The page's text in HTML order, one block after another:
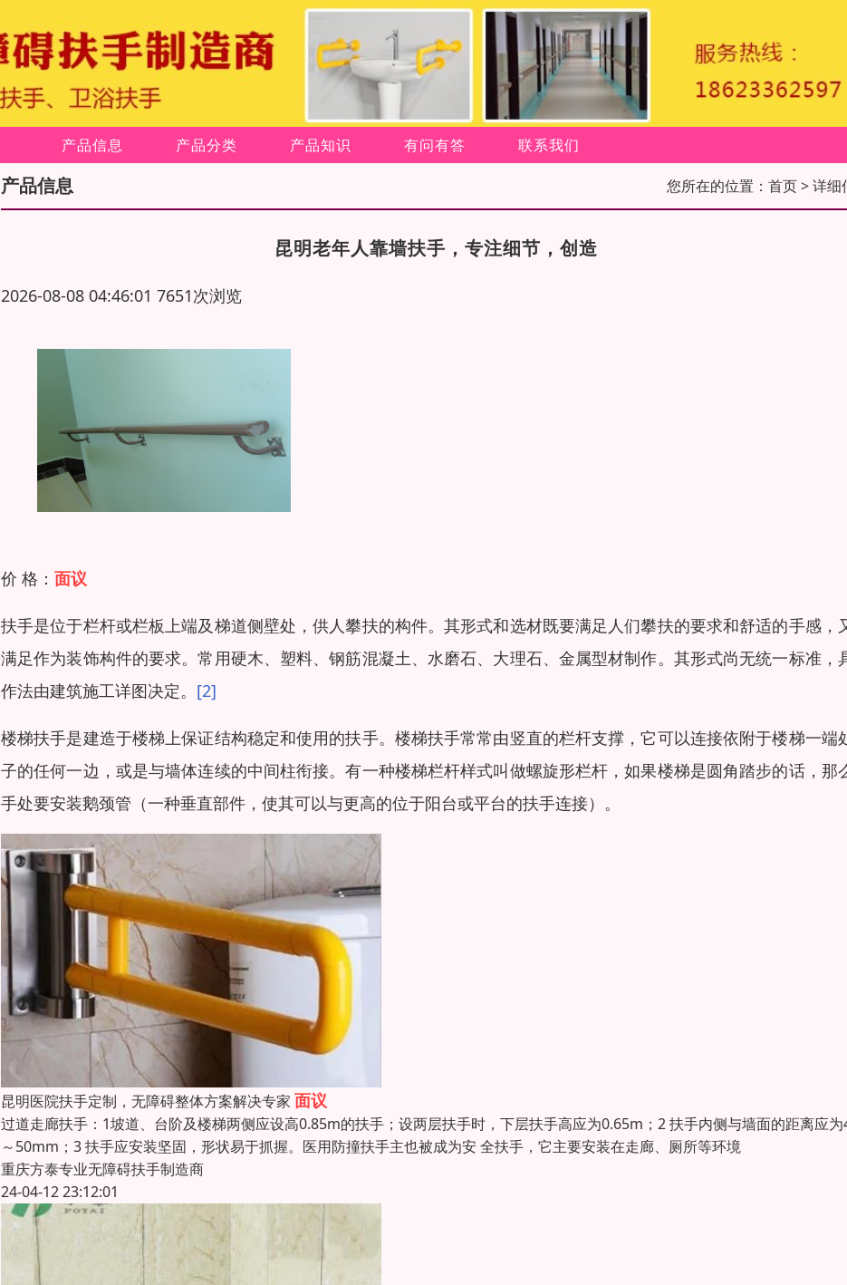
产品信息 产品分类 产品知识 有问有答 联系我们
产品信息 您所在的位置： 首页> 详细
昆明老年人靠墙扶手，专注细节，创造
2026-08-08 04:46:01 7651次浏览
价 格： 面议
扶手是位于栏杆或栏板上端及梯道侧壁处，供人攀扶的构件。其形式和选材既要满足人们攀扶的要求和舒适的手感，
满足作为装饰构件的要求。常用硬木、塑料、钢筋混凝土、水磨石、大理石、金属型材制作。其形式尚无统一标准，
作法由建筑施工详图决定。 [2]
楼梯扶手是建造于楼梯上保证结构稳定和使用的扶手。楼梯扶手常常由竖直的栏杆支撑，它可以连接依附于楼梯一端
子的任何一边，或是与墙体连续的中间柱衔接。有一种楼梯栏杆样式叫做螺旋形栏杆，如果楼梯是圆角踏步的话，那
手处要安装鹅颈管（一种垂直部件，使其可以与更高的位于阳台或平台的扶手连接）。
昆明医院扶手定制，无障碍整体方案解决专家 面议
过道走廊扶手：1坡道、台阶及楼梯两侧应设高0.85m的扶手；设两层扶手时，下层扶手高应为0.65m；2 扶手内侧与墙面的距离应为
～50mm；3 扶手应安装坚固，形状易于抓握。医用防撞扶手主也被成为安 全扶手，它主要安装在走廊、厕所等环境
重庆方泰专业无障碍扶手制造商
24-04-12 23:12:01